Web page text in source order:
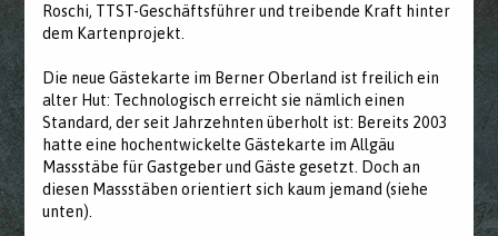
Roschi, TTST-Geschäftsführer und treibende Kraft hinter
dem Kartenprojekt.
Die neue Gästekarte im Berner Oberland ist freilich ein
alter Hut: Technologisch erreicht sie nämlich einen
Standard, der seit Jahrzehnten überholt ist: Bereits 2003
hatte eine hochentwickelte Gästekarte im Allgäu
Massstäbe für Gastgeber und Gäste gesetzt. Doch an
diesen Massstäben orientiert sich kaum jemand (siehe
unten).